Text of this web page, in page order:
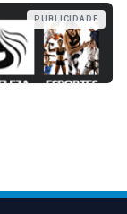
PUBLICIDADE